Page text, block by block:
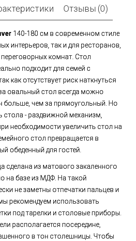
Отзывы (0)
140-180 см в современном стиле
интерьеров, так и для ресторанов,
комнат. Стол
подходит для семей с
как отсутствует риск наткнуться
овальный стол всегда можно
больше, чем за прямоугольный. Но
стола - раздвижной механизм,
необходимости увеличить стол на
стол превращается в
обеденный для гостей.
сделана из матового закаленного
на базе из МДФ. На такой
не заметны отпечатки пальцев и
рекомендуем использовать
под тарелки и столовые приборы.
располагается посередине,
в тон столешницы. Чтобы